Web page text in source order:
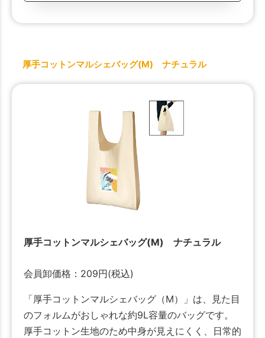
厚手コットンマルシェバッグ(M) ナチュラル
厚手コットンマルシェバッグ(M) ナチュラル
会員卸価格： 209円(税込)
「厚手コットンマルシェバッグ（M）」は、見た目
のフォルムがおしゃれな約9L容量のバッグです。
厚手コットン生地のため中身が見えにくく、日常的